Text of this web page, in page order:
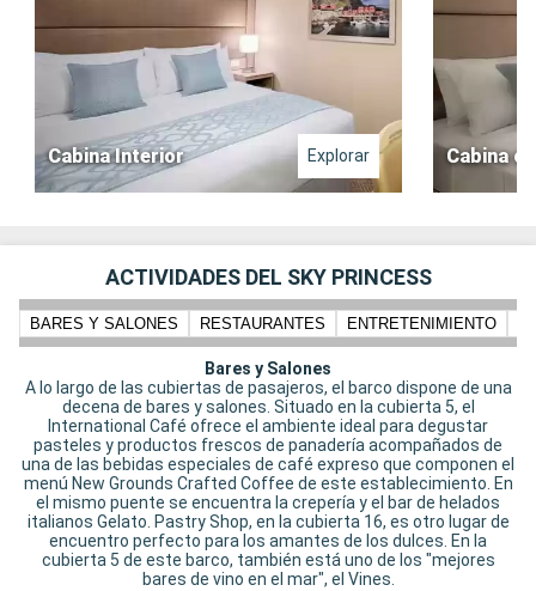
Cabina Interior Explorar Cabina
ACTIVIDADES DEL SKY PRINCESS
BARES Y SALONES RESTAURANTES ENTRETENIMIENTO
Bares y Salones
A lo largo de las cubiertas de pasajeros, el barco dispone de una
decena de bares y salones. Situado en la cubierta 5, el
International Café ofrece el ambiente ideal para degustar
pasteles y productos frescos de panadería acompañados de
una de las bebidas especiales de café expreso que componen el
menú New Grounds Crafted Coffee de este establecimiento. En
el mismo puente se encuentra la crepería y el bar de helados
italianos Gelato. Pastry Shop, en la cubierta 16, es otro lugar de
encuentro perfecto para los amantes de los dulces. En la
cubierta 5 de este barco, también está uno de los "mejores
bares de vino en el mar", el Vines.